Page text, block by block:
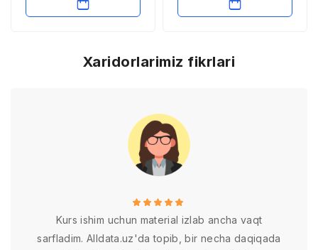
Xaridorlarimiz fikrlari
Kurs ishim uchun material izlab ancha vaqt
sarfladim. Alldata.uz'da topib, bir necha daqiqada